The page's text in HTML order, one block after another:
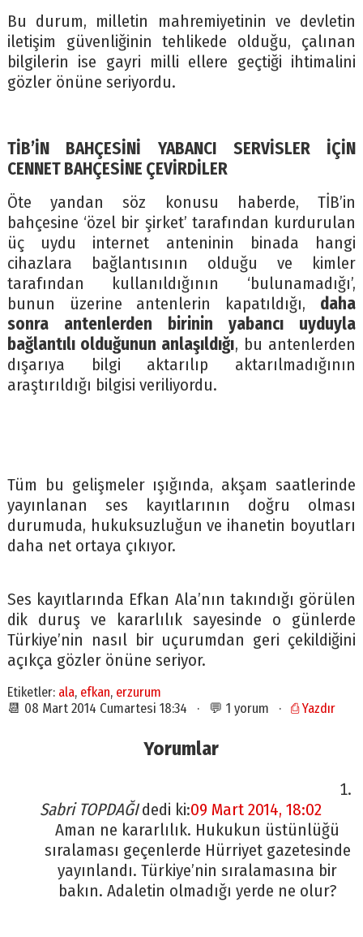
Bu durum, milletin mahremiyetinin ve devletin
iletişim güvenliğinin tehlikede olduğu, çalınan
bilgilerin ise gayri milli ellere geçtiği ihtimalini
gözler önüne seriyordu.
TİB’İN BAHÇESİNİ YABANCI SERVİSLER İÇİN
CENNET BAHÇESİNE ÇEVİRDİLER
Öte yandan söz konusu haberde, TİB’in
bahçesine ‘özel bir şirket’ tarafından kurdurulan
üç uydu internet anteninin binada hangi
cihazlara bağlantısının olduğu ve kimler
tarafından kullanıldığının ‘bulunamadığı’,
bunun üzerine antenlerin kapatıldığı, daha
sonra antenlerden birinin yabancı uyduyla
bağlantılı olduğunun anlaşıldığı, bu antenlerden
dışarıya bilgi aktarılıp aktarılmadığının
araştırıldığı bilgisi veriliyordu.
Tüm bu gelişmeler ışığında, akşam saatlerinde
yayınlanan ses kayıtlarının doğru olması
durumuda, hukuksuzluğun ve ihanetin boyutları
daha net ortaya çıkıyor.
Ses kayıtlarında Efkan Ala’nın takındığı görülen
dik duruş ve kararlılık sayesinde o günlerde
Türkiye’nin nasıl bir uçurumdan geri çekildiğini
açıkça gözler önüne seriyor.
Etiketler: ala, efkan, erzurum
📆 08 Mart 2014 Cumartesi 18:34 · 💬 1 yorum · ⎙ Yazdır
Yorumlar
Sabri TOPDAĞI dedi ki:09 Mart 2014, 18:02
Aman ne kararlılık. Hukukun üstünlüğü
sıralaması geçenlerde Hürriyet gazetesinde
yayınlandı. Türkiye’nin sıralamasına bir
bakın. Adaletin olmadığı yerde ne olur?